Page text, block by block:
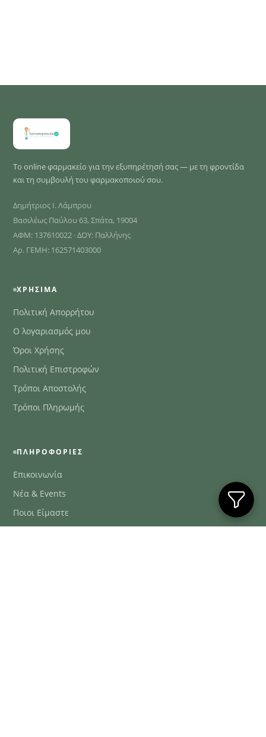
Το online φαρμακείο για την εξυπηρέτησή σας — με τη φροντίδα
και τη συμβουλή του φαρμακοποιού σου.
Δημήτριος Ι. Λάμπρου
Βασιλέως Παύλου 63, Σπάτα, 19004
ΑΦΜ: 137610022 · ΔΟΥ: Παλλήνης
Αρ. ΓΕΜΗ: 162571403000
ΧΡΉΣΙΜΑ
Πολιτική Απορρήτου
Ο λογαριασμός μου
Όροι Χρήσης
Πολιτική Επιστροφών
Τρόποι Αποστολής
Τρόποι Πληρωμής
ΠΛΗΡΟΦΟΡΊΕΣ
Επικοινωνία
Νέα & Events
Ποιοι Είμαστε